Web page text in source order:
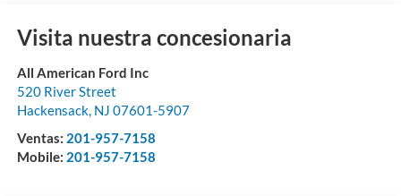
Visita nuestra concesionaria
All American Ford Inc
520 River Street
Hackensack, NJ 07601-5907
Ventas: 201-957-7158
Mobile: 201-957-7158